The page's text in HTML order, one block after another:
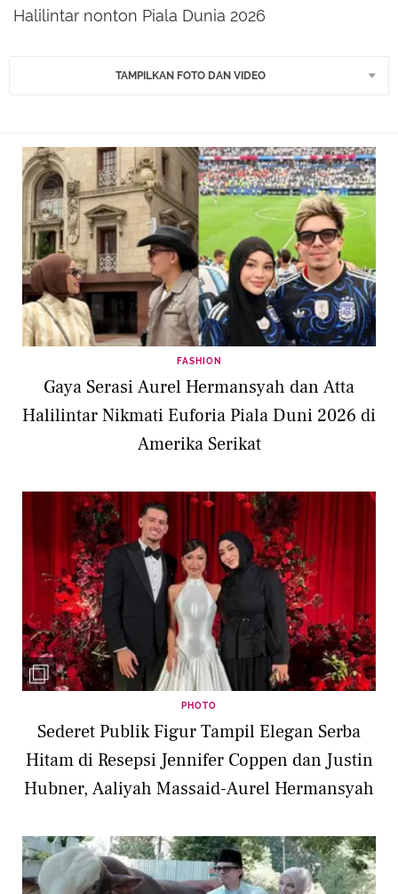
Halilintar nonton Piala Dunia 2026
TAMPILKAN FOTO DAN VIDEO
FASHION
Gaya Serasi Aurel Hermansyah dan Atta
Halilintar Nikmati Euforia Piala Duni 2026 di
Amerika Serikat
PHOTO
Sederet Publik Figur Tampil Elegan Serba
Hitam di Resepsi Jennifer Coppen dan Justin
Hubner, Aaliyah Massaid-Aurel Hermansyah